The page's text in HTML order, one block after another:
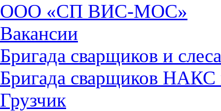
ООО «СП ВИС-МОС»
Вакансии
Бригада сварщиков и
Бригада сварщиков
Грузчик